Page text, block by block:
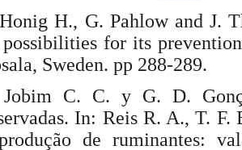
H., G. Pahlow and J.
possibilities for its
Sweden. pp 288-
C. C. y G. D.
In: Reis R. A., T. F.
de ruminantes: